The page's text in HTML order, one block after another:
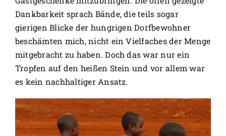
Dankbarkeit sprach Bände, die teils sogar
gierigen Blicke der hungrigen Dorfbewohner
beschämten mich, nicht ein Vielfaches der Menge
mitgebracht zu haben. Doch das war nur ein
Tropfen auf den heißen Stein und vor allem war
es kein nachhaltiger Ansatz.